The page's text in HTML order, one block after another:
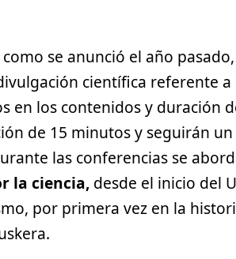
se anunció el año
científica referente
en los contenidos y duración
de 15 minutos y seguirán
las conferencias se
la ciencia, desde el inicio del
por primera vez en la